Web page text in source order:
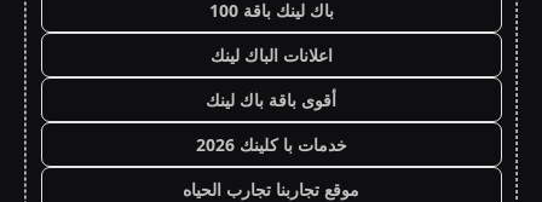
باك لينك باقة 100
اعلانات الباك لينك
أقوى باقة باك لينك
خدمات با كلينك 2026
موقع تجاربنا تجارب الحياه